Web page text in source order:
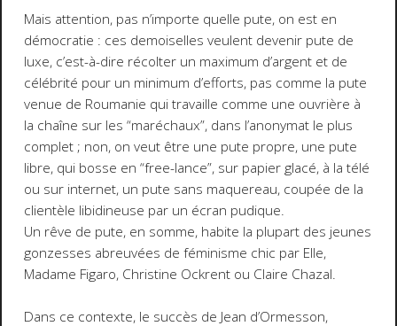
Mais attention, pas n’importe quelle pute, on est en
démocratie : ces demoiselles veulent devenir pute de
luxe, c’est-à-dire récolter un maximum d’argent et de
célébrité pour un minimum d’efforts, pas comme la pute
venue de Roumanie qui travaille comme une ouvrière à
la chaîne sur les “maréchaux”, dans l’anonymat le plus
complet ; non, on veut être une pute propre, une pute
libre, qui bosse en “free-lance”, sur papier glacé, à la télé
ou sur internet, un pute sans maquereau, coupée de la
clientèle libidineuse par un écran pudique.
Un rêve de pute, en somme, habite la plupart des jeunes
gonzesses abreuvées de féminisme chic par Elle,
Madame Figaro, Christine Ockrent ou Claire Chazal.
Dans ce contexte, le succès de Jean d’Ormesson,